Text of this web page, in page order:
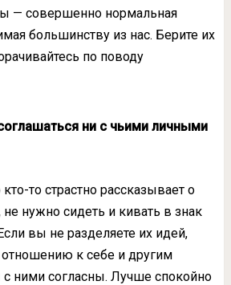
— совершенно нормальная
большинству из нас. Берите их
по поводу
ни с чьими личными
то страстно рассказывает о
нужно сидеть и кивать в знак
вы не разделяете их идей,
к себе и другим
с ними согласны. Лучше спокойно